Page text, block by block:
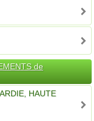
de
HAUTE